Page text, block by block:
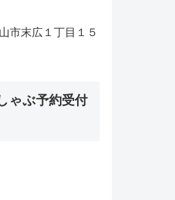
市末広１丁目１５
ゃぶ予約受付